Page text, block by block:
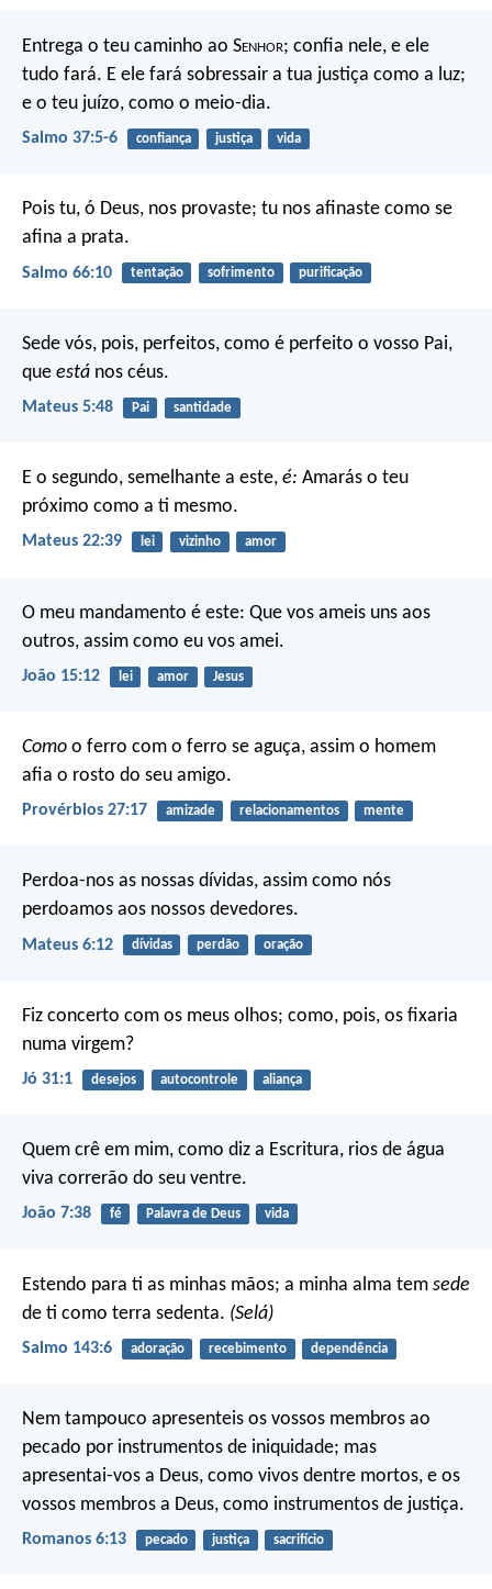
Entrega o teu caminho ao Senhor; confia nele, e ele
tudo fará. E ele fará sobressair a tua justiça como a luz;
e o teu juízo, como o meio-dia.
Salmo 37:5-6 confiança justiça vida
Pois tu, ó Deus, nos provaste; tu nos afinaste como se
afina a prata.
Salmo 66:10 tentação sofrimento purificação
Sede vós, pois, perfeitos, como é perfeito o vosso Pai,
que está nos céus.
Mateus 5:48 Pai santidade
E o segundo, semelhante a este, é: Amarás o teu
próximo como a ti mesmo.
Mateus 22:39 lei vizinho amor
O meu mandamento é este: Que vos ameis uns aos
outros, assim como eu vos amei.
João 15:12 lei amor Jesus
Como o ferro com o ferro se aguça, assim o homem
afia o rosto do seu amigo.
Provérbios 27:17 amizade relacionamentos mente
Perdoa-nos as nossas dívidas, assim como nós
perdoamos aos nossos devedores.
Mateus 6:12 dívidas perdão oração
Fiz concerto com os meus olhos; como, pois, os fixaria
numa virgem?
Jó 31:1 desejos autocontrole aliança
Quem crê em mim, como diz a Escritura, rios de água
viva correrão do seu ventre.
João 7:38 fé Palavra de Deus vida
Estendo para ti as minhas mãos; a minha alma tem sede
de ti como terra sedenta. (Selá)
Salmo 143:6 adoração recebimento dependência
Nem tampouco apresenteis os vossos membros ao
pecado por instrumentos de iniquidade; mas
apresentai-vos a Deus, como vivos dentre mortos, e os
vossos membros a Deus, como instrumentos de justiça.
Romanos 6:13 pecado justiça sacrifício